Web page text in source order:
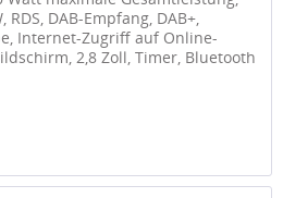
RDS, DAB-Empfang, DAB+,
Internet-Zugriff auf Online-
2,8 Zoll, Timer, Bluetooth